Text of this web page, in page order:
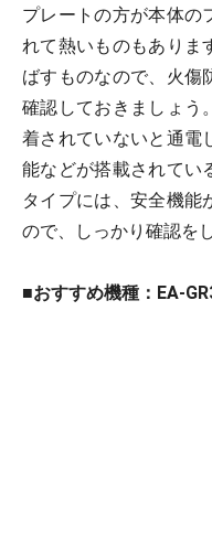
プレートの方が本体の
れて熱いものもありま
ばすものなので、火傷
確認しておきましょう
着されていないと通電
能などが搭載されてい
タイプには、安全機能
ので、しっかり確認を
■おすすめ機種：EA-